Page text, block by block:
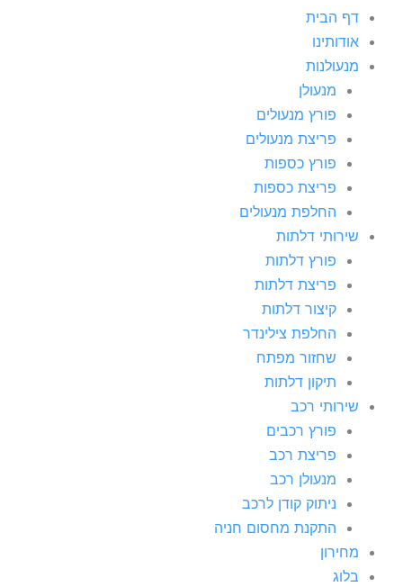
דף הבית
אודותינו
מנעולנות
מנעולן
פורץ מנעולים
פריצת מנעולים
פורץ כספות
פריצת כספות
החלפת מנעולים
שירותי דלתות
פורץ דלתות
פריצת דלתות
קיצור דלתות
החלפת צילינדר
שחזור מפתח
תיקון דלתות
שירותי רכב
פורץ רכבים
פריצת רכב
מנעולן רכב
ניתוק קודן לרכב
התקנת מחסום חניה
מחירון
בלוג